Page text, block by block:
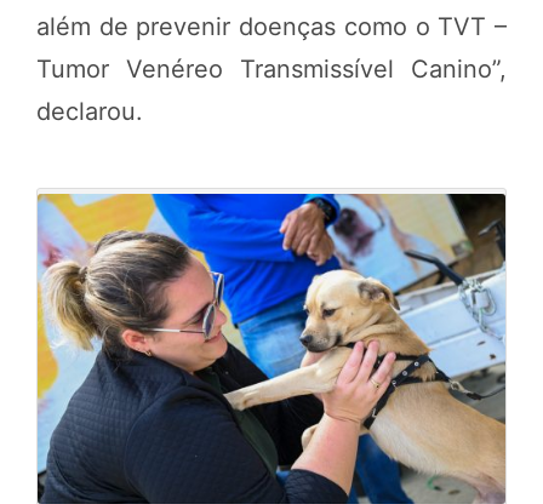
além de prevenir doenças como o TVT –
Tumor Venéreo Transmissível Canino”,
declarou.